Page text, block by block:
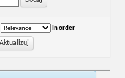
In order